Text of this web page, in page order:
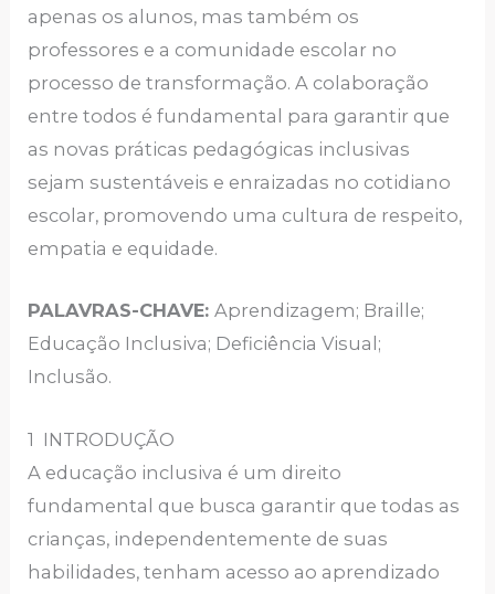
apenas os alunos, mas também os
professores e a comunidade escolar no
processo de transformação. A colaboração
entre todos é fundamental para garantir que
as novas práticas pedagógicas inclusivas
sejam sustentáveis e enraizadas no cotidiano
escolar, promovendo uma cultura de respeito,
empatia e equidade.
PALAVRAS-CHAVE: Aprendizagem; Braille;
Educação Inclusiva; Deficiência Visual;
Inclusão.
1 INTRODUÇÃO
A educação inclusiva é um direito
fundamental que busca garantir que todas as
crianças, independentemente de suas
habilidades, tenham acesso ao aprendizado